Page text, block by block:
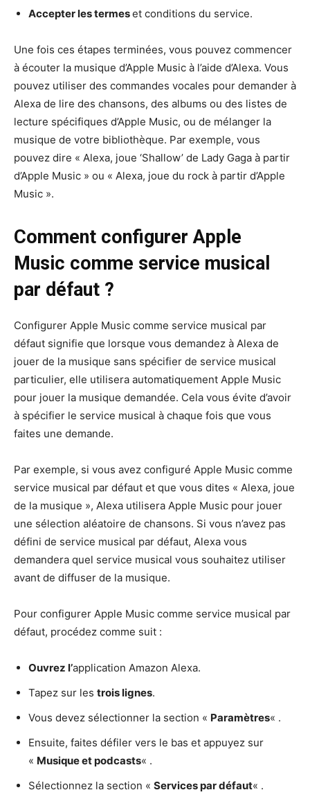
Accepter les termeset conditions du service.
Une fois ces étapes terminées, vous pouvez commencer
à écouter la musique d’Apple Music à l’aide d’Alexa. Vous
pouvez utiliser des commandes vocales pour demander à
Alexa de lire des chansons, des albums ou des listes de
lecture spécifiques d’Apple Music, ou de mélanger la
musique de votre bibliothèque. Par exemple, vous
pouvez dire « Alexa, joue ‘Shallow’ de Lady Gaga à partir
d’Apple Music » ou « Alexa, joue du rock à partir d’Apple
Music ».
Comment configurer Apple
Music comme service musical
par défaut ?
Configurer Apple Music comme service musical par
défaut signifie que lorsque vous demandez à Alexa de
jouer de la musique sans spécifier de service musical
particulier, elle utilisera automatiquement Apple Music
pour jouer la musique demandée. Cela vous évite d’avoir
à spécifier le service musical à chaque fois que vous
faites une demande.
Par exemple, si vous avez configuré Apple Music comme
service musical par défaut et que vous dites « Alexa, joue
de la musique », Alexa utilisera Apple Music pour jouer
une sélection aléatoire de chansons. Si vous n’avez pas
défini de service musical par défaut, Alexa vous
demandera quel service musical vous souhaitez utiliser
avant de diffuser de la musique.
Pour configurer Apple Music comme service musical par
défaut, procédez comme suit :
Ouvrez l’application Amazon Alexa.
Tapez sur les trois lignes.
Vous devez sélectionner la section « Paramètres« .
Ensuite, faites défiler vers le bas et appuyez sur
« Musique et podcasts« .
Sélectionnez la section « Services par défaut« .